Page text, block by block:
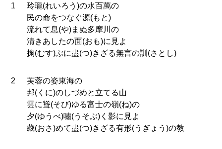
1
玲瓏(れいろう)の水百萬の
民の命をつなぐ源(もと)
流れて息(や)まぬ多摩川の
清きあしたの面(おも)に見よ
掬(むす)ぶに盡(つ)きざる無言の訓(さとし)
2
芙蓉の姿東海の
邦(くに)のしづめと立てる山
雲に聳(そび)ゆる富士の嶺(ね)の
夕(ゆうべ)嘯(うそぶ)く影に見よ
藏(おさ)めて盡(つ)きざる有形(うぎょう)の教